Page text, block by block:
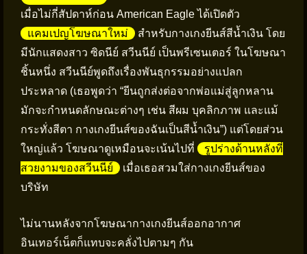
เมื่อไม่กี่สัปดาห์ก่อน American Eagle ได้เปิดตัว
แคมเปญโฆษณาใหม่
สำหรับกางเกงยีนส์สีน้ำเงิน โดย
มีนักแสดงสาว ซิดนีย์ สวีนนีย์ เป็นพรีเซนเตอร์ ในโฆษณา
ชิ้นหนึ่ง สวีนนีย์พูดถึงเรื่องพันธุกรรมอย่างแปลก
ประหลาด (เธอพูดว่า “ยีนถูกส่งต่อจากพ่อแม่สู่ลูกหลาน
มักจะกำหนดลักษณะต่างๆ เช่น สีผม บุคลิกภาพ และแม้
กระทั่งสีตา กางเกงยีนส์ของฉันเป็นสีน้ำเงิน”) แต่โดยส่วน
ใหญ่แล้ว โฆษณาดูเหมือนจะเน้นไปที่
รูปร่างด้านหลังที่
สวยงามของสวีนนีย์
เมื่อเธอสวมใส่กางเกงยีนส์ของ
บริษัท
ไม่นานหลังจากโฆษณากางเกงยีนส์ออกอากาศ
อินเทอร์เน็ตก็แทบจะคลั่งไปตามๆ กัน